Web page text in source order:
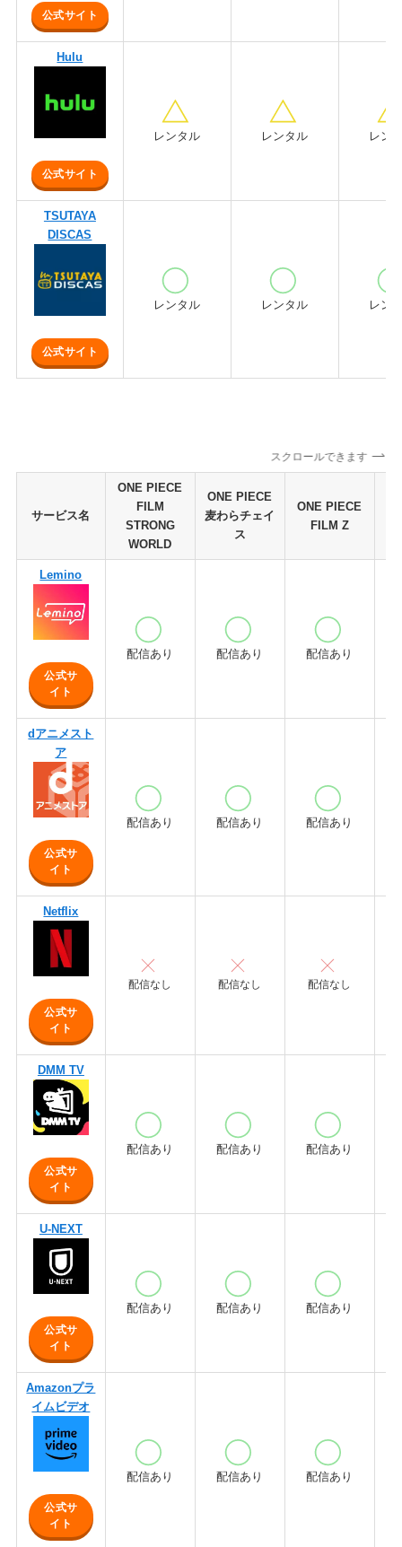
公式サイト
Hulu
公式サイト
レンタル レンタル レン
TSUTAYA
DISCAS
公式サイト
レンタル レンタル レン
スクロールできます
サービス名
ONE PIECE
FILM
STRONG
WORLD
ONE PIECE
麦わらチェイ
ス
ONE PIECE
FILM Z
Lemino
公式サ
イト
配信あり 配信あり 配信あり
dアニメスト
ア
公式サ
イト
配信あり 配信あり 配信あり
Netflix
公式サ
イト
配信なし 配信なし 配信なし
DMM TV
公式サ
イト
配信あり 配信あり 配信あり
U-NEXT
公式サ
イト
配信あり 配信あり 配信あり
Amazonプラ
イムビデオ
公式サ
イト
配信あり 配信あり 配信あり